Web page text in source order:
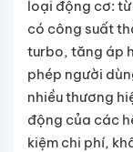
loại động cơ:
có công suất
turbo, tăng áp
phép người
nhiều thương
động của các
kiệm chi phí,